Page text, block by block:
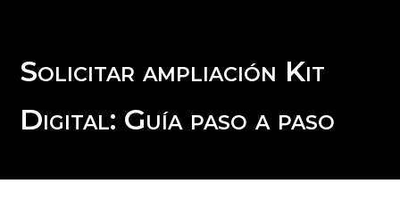
Solicitar ampliación Kit
Digital: Guía paso a paso